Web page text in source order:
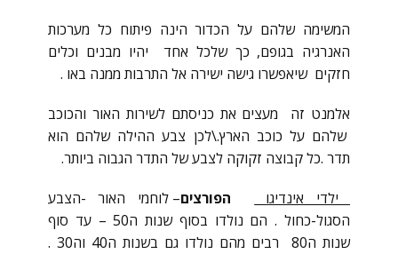
המשימה שלהם על הכדור הינה פיתוח כל מערכות
האנרגיה בגופם, כך שלכל אחד יהיו מבנים וכלים
חזקים שיאפשרו גישה ישירה אל התרבות ממנה באו .
אלמנט זה מעצים את כניסתם לשירות האור והכוכב
שלהם על כוכב הארץ.\לכן צבע ההילה שלהם הוא
תדר .כל קבוצה זקוקה לצבע של התדר הגבוה ביותר.
ילדי אינדיגו הפורצים– לוחמי האור -הצבע
הסגול-כחול . הם נולדו בסוף שנות ה50 – עד סוף
שנות ה80 רבים מהם נולדו גם בשנות ה40 וה30 .